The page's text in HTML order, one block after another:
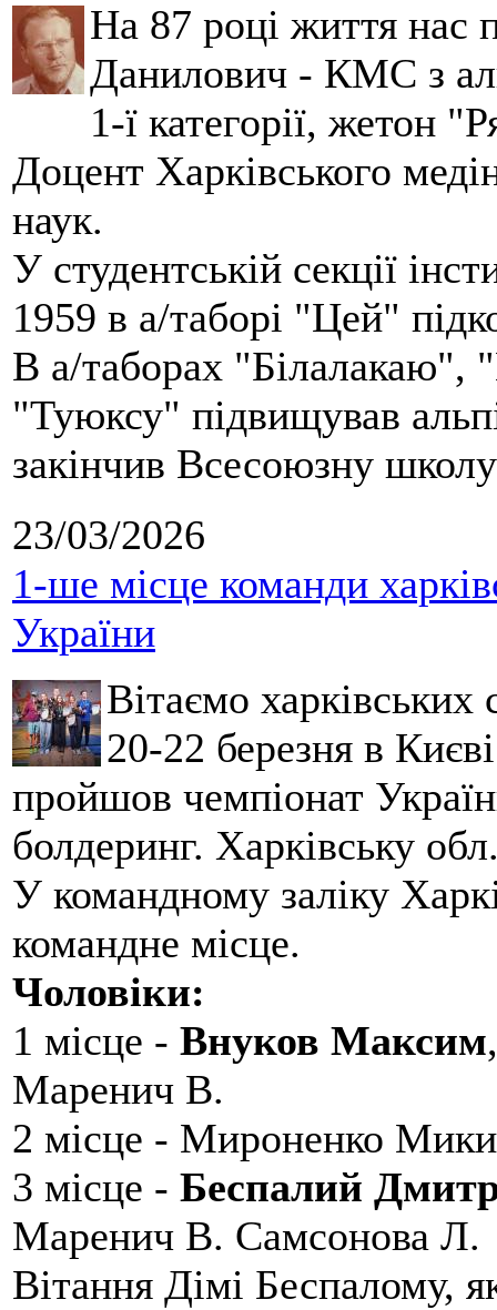
На 87 році життя нас
Данилович - КМС з
1-ї категорії, жетон
Доцент Харківського
наук.
У студентській секції
1959 в а/таборі "Цей"
В а/таборах "Білалакаю",
"Туюксу" підвищував
закінчив Всесоюзну
23/03/2026
1-ше місце команди
України
Вітаємо
20-22 березня в
пройшов чемпіонат
болдеринг. Харківську
У командному заліку
командне місце.
Чоловіки:
1 місце - Внуков Максим
Маренич В.
2 місце - Мироненко
3 місце - Беспалий
Маренич В. Самсонова Л.
Вітання Дімі Беспалому,